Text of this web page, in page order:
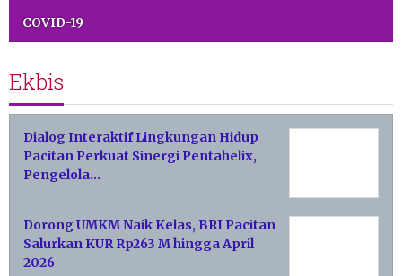
COVID-19
Ekbis
Dialog Interaktif Lingkungan Hidup
Pacitan Perkuat Sinergi Pentahelix,
Pengelola…
Dorong UMKM Naik Kelas, BRI Pacitan
Salurkan KUR Rp263 M hingga April
2026